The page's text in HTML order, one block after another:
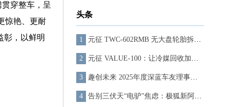
穿整车，呈
惊艳、更耐
彰，以鲜明
头条
元征 TWC-602RMB 无大盘轮胎拆装机：重塑汽修作业的专业标杆
元征 VALUE-100：让冷媒回收加注，高效又省心
趣创未来 2025年度深蓝车友理事大会 开启用户运营新篇章
告别三伏天“电驴”焦虑：极狐新阿尔法T5，你的夏日清凉保镖